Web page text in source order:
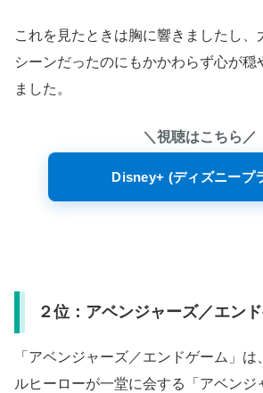
これを見たときは胸に響きましたし、
シーンだったのにもかかわらず心が穏
ました。
＼視聴はこちら／
Disney+ (ディズニープ
２位：アベンジャーズ／エン
「アベンジャーズ／エンドゲーム」
ルヒーローが一堂に会する「アベンジ